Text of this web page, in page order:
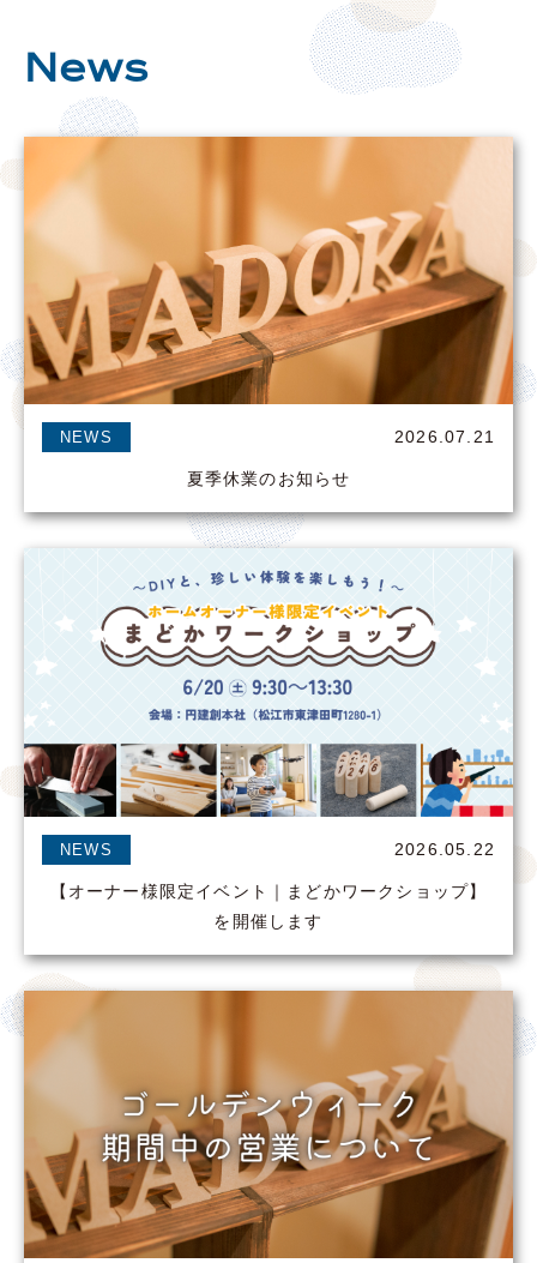
News
NEWS 2026.07.21
夏季休業のお知らせ
NEWS 2026.05.22
【オーナー様限定イベント｜まどかワークショップ】
を開催します